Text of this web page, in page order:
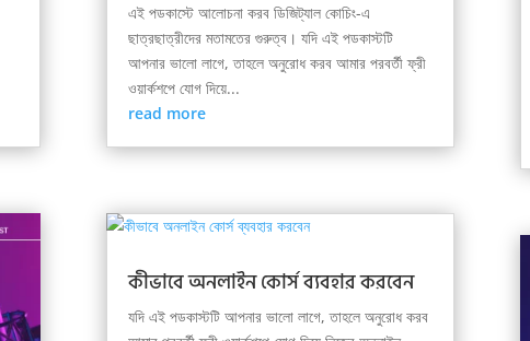
এই পডকাস্টে আলোচনা করব ডিজিট্যাল কোচিং-এ
ছাত্রছাত্রীদের মতামতের গুরুত্ব। যদি এই পডকাস্টটি
আপনার ভালো লাগে, তাহলে অনুরোধ করব আমার পরবর্তী ফ্রী
ওয়ার্কশপে যোগ দিয়ে...
read more
কীভাবে অনলাইন কোর্স ব্যবহার করবেন
যদি এই পডকাস্টটি আপনার ভালো লাগে, তাহলে অনুরোধ করব